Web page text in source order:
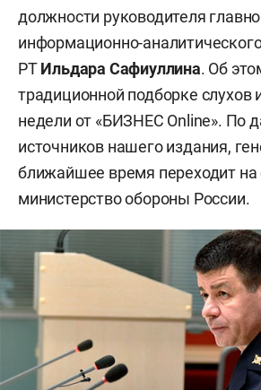
должности руководителя
информационно-
РТИльдара Сафиуллина. Об
традиционной подборке слухов
недели от «БИЗНЕС Online». По
источников нашего издания,
ближайшее время переходит на
министерство обороны России.